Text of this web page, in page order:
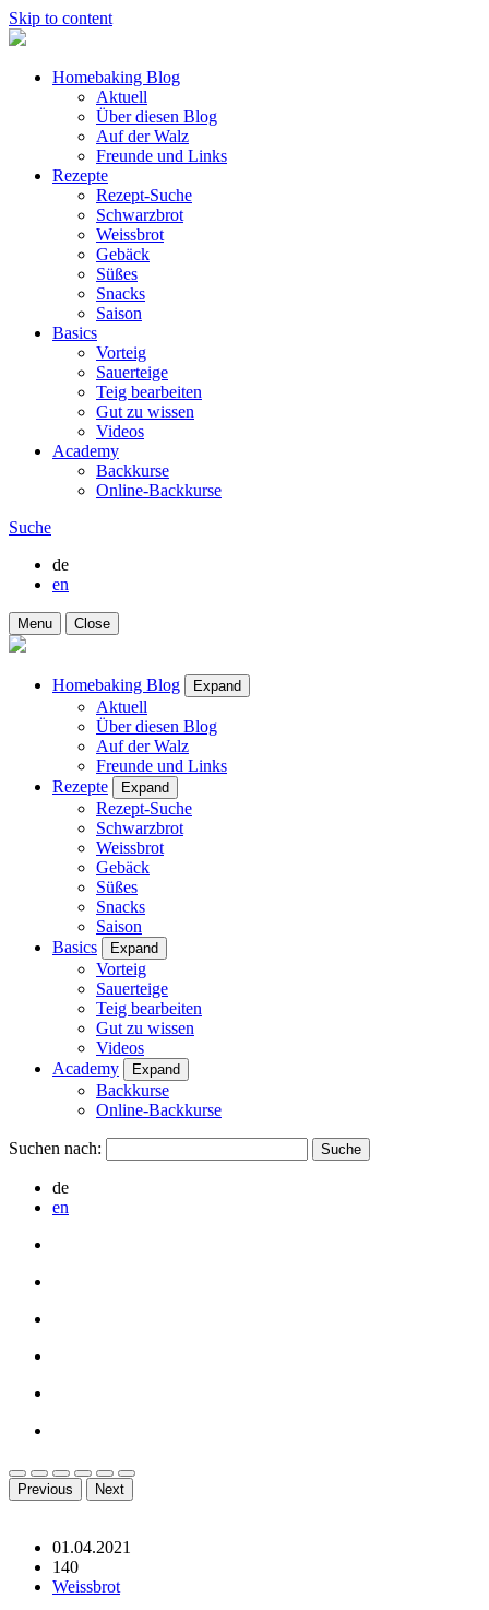
Skip to content
Homebaking Blog
Aktuell
Über diesen Blog
Auf der Walz
Freunde und Links
Rezepte
Rezept-Suche
Schwarzbrot
Weissbrot
Gebäck
Süßes
Snacks
Saison
Basics
Vorteig
Sauerteige
Teig bearbeiten
Gut zu wissen
Videos
Academy
Backkurse
Online-Backkurse
Suche
de
en
Menu Close
Homebaking Blog Expand
Aktuell
Über diesen Blog
Auf der Walz
Freunde und Links
Rezepte
Expand
Rezept-Suche
Schwarzbrot
Weissbrot
Gebäck
Süßes
Snacks
Saison
Basics
Expand
Vorteig
Sauerteige
Teig bearbeiten
Gut zu wissen
Videos
Academy
Expand
Backkurse
Online-Backkurse
Suchen nach:
de
en
Previous Next
01.04.2021
140
Weissbrot